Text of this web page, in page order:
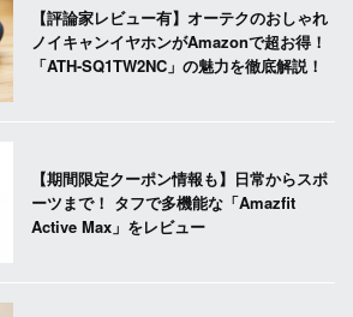
【評論家レビュー有】オーテクのおしゃれ
ノイキャンイヤホンがAmazonで超お得！
「ATH-SQ1TW2NC」の魅力を徹底解説！
【期間限定クーポン情報も】日常からスポ
ーツまで！ タフで多機能な「Amazfit
Active Max」をレビュー